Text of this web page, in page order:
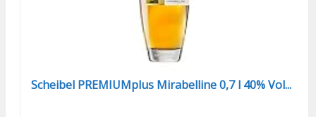
Scheibel PREMIUMplus Mirabelline 0,7 l 40% Vol...